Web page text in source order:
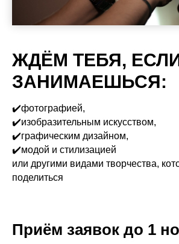
ЖДЁМ ТЕБЯ,
ЗАНИМАЕШЬСЯ:
✔️фотографией,
✔️изобразительным искусством,
✔️графическим дизайном,
✔️модой и стилизацией
или другими видами творчества,
поделиться
Приём заявок до 1